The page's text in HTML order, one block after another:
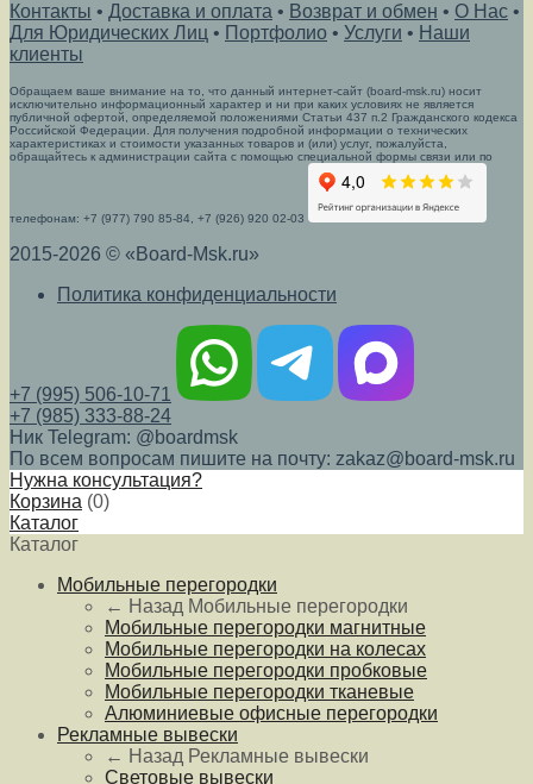
Контакты • Доставка и оплата • Возврат и обмен • О Нас •
Для Юридических Лиц • Портфолио • Услуги • Наши
клиенты
Обращаем ваше внимание на то, что данный интернет-сайт (board-msk.ru) носит
исключительно информационный характер и ни при каких условиях не является
публичной офертой, определяемой положениями Статьи 437 п.2 Гражданского кодекса
Российской Федерации. Для получения подробной информации о технических
характеристиках и стоимости указанных товаров и (или) услуг, пожалуйста,
обращайтесь к администрации сайта с помощью специальной формы связи или по
телефонам: +7 (977) 790 85-84, +7 (926) 920 02-03
2015-2026 © «Board-Msk.ru»
Политика конфиденциальности
+7 (995) 506-10-71
+7 (985) 333-88-24
Ник Telegram: @boardmsk
По всем вопросам пишите на почту: zakaz@board-msk.ru
Нужна консультация?
Корзина (0)
Каталог
Каталог
Мобильные перегородки
← Назад Мобильные перегородки
Мобильные перегородки магнитные
Мобильные перегородки на колесах
Мобильные перегородки пробковые
Мобильные перегородки тканевые
Алюминиевые офисные перегородки
Рекламные вывески
← Назад Рекламные вывески
Световые вывески